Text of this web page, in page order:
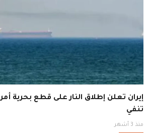
إيران تعلن إطلاق النار على قطع بحرية
تنفي
منذ 3 أشهر